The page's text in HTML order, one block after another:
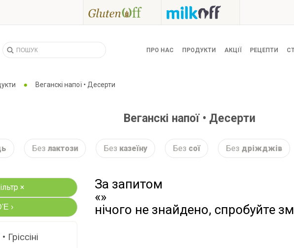
ПРО НАС ПРОДУКТИ АКЦІЇ РЕЦЕПТИ
Веганскі напої • Десерти
Веганскі напої • Десерти
Безлактози Без казеїну Без сої Без дріжджів
×
›
Гріссіні
За запитом
«»
нічого не знайдено, спробуйте